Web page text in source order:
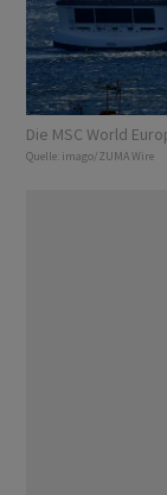
Die MSC World
Quelle: imago/ZUMA Wire